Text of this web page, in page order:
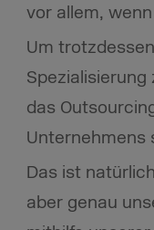
vor allem,
Um
das
Unternehmens
Das ist
aber genau